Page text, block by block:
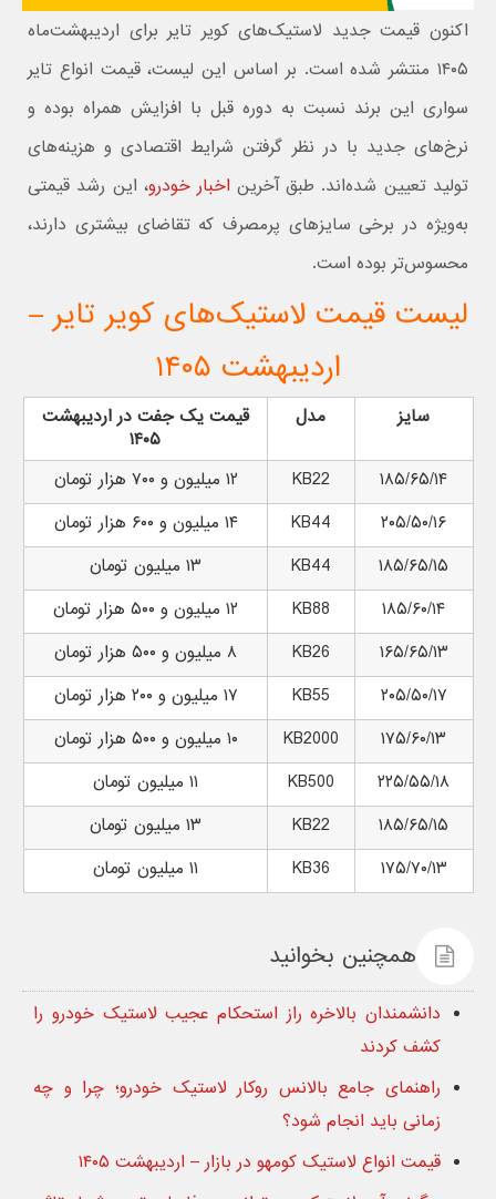
اکنون قیمت جدید لاستیک‌های کویر تایر برای اردیبهشت‌ماه
۱۴۰۵ منتشر شده است. بر اساس این لیست، قیمت انواع تایر
سواری این برند نسبت به دوره قبل با افزایش همراه بوده و
نرخ‌های جدید با در نظر گرفتن شرایط اقتصادی و هزینه‌های
تولید تعیین شده‌اند. طبق آخرین اخبار خودرو، این رشد قیمتی
به‌ویژه در برخی سایزهای پرمصرف که تقاضای بیشتری دارند،
محسوس‌تر بوده است.
لیست قیمت لاستیک‌های کویر تایر –
اردیبهشت ۱۴۰۵
سایز مدل
قیمت یک جفت در اردیبهشت
۱۴۰۵
۱۸۵/۶۵/۱۴
KB22
۱۲ میلیون و ۷۰۰ هزار تومان
۲۰۵/۵۰/۱۶
KB44
۱۴ میلیون و ۶۰۰ هزار تومان
۱۸۵/۶۵/۱۵
KB44
۱۳ میلیون تومان
۱۸۵/۶۰/۱۴
KB88
۱۲ میلیون و ۵۰۰ هزار تومان
۱۶۵/۶۵/۱۳
KB26
۸ میلیون و ۵۰۰ هزار تومان
۲۰۵/۵۰/۱۷
KB55
۱۷ میلیون و ۲۰۰ هزار تومان
۱۷۵/۶۰/۱۳
KB2000
۱۰ میلیون و ۵۰۰ هزار تومان
۲۲۵/۵۵/۱۸
KB500
۱۱ میلیون تومان
۱۸۵/۶۵/۱۵
KB22
۱۳ میلیون تومان
۱۷۵/۷۰/۱۳
KB36 ۱۱ میلیون تومان
همچنین بخوانید
دانشمندان بالاخره راز استحکام عجیب لاستیک خودرو را
کشف کردند
راهنمای جامع بالانس روکار لاستیک خودرو؛ چرا و چه
زمانی باید انجام شود؟
قیمت انواع لاستیک کومهو در بازار – اردیبهشت ۱۴۰۵